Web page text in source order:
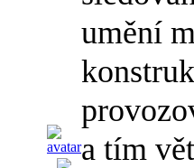
umění
a tím